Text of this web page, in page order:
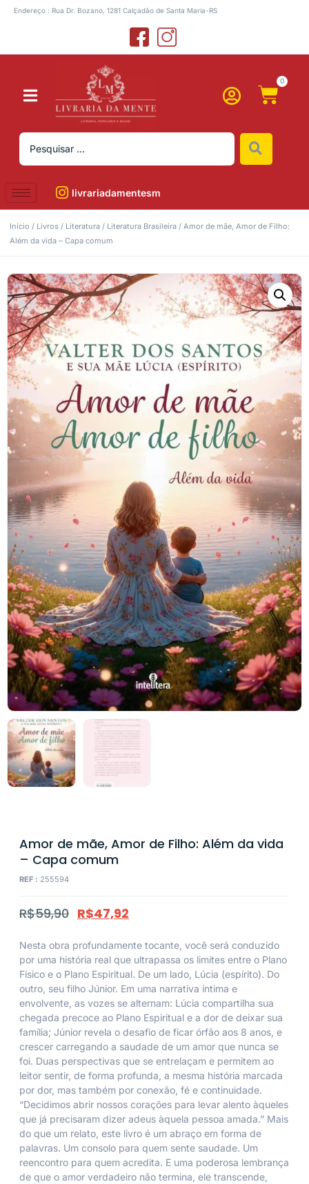
Endereço : Rua Dr. Bozano, 1281 Calçadão de Santa Maria-RS
0
livrariadamentesm
Início / Livros / Literatura / Literatura Brasileira / Amor de mãe, Amor de Filho:
Além da vida – Capa comum
Amor de mãe, Amor de Filho: Além da vida
– Capa comum
REF : 255594
R$59,90 R$47,92
Nesta obra profundamente tocante, você será conduzido
por uma história real que ultrapassa os limites entre o Plano
Físico e o Plano Espiritual. De um lado, Lúcia (espírito). Do
outro, seu filho Júnior. Em uma narrativa íntima e
envolvente, as vozes se alternam: Lúcia compartilha sua
chegada precoce ao Plano Espiritual e a dor de deixar sua
família; Júnior revela o desafio de ficar órfão aos 8 anos, e
crescer carregando a saudade de um amor que nunca se
foi. Duas perspectivas que se entrelaçam e permitem ao
leitor sentir, de forma profunda, a mesma história marcada
por dor, mas também por conexão, fé e continuidade.
“Decidimos abrir nossos corações para levar alento àqueles
que já precisaram dizer adeus àquela pessoa amada.” Mais
do que um relato, este livro é um abraço em forma de
palavras. Um consolo para quem sente saudade. Um
reencontro para quem acredita. E uma poderosa lembrança
de que o amor verdadeiro não termina, ele transcende,